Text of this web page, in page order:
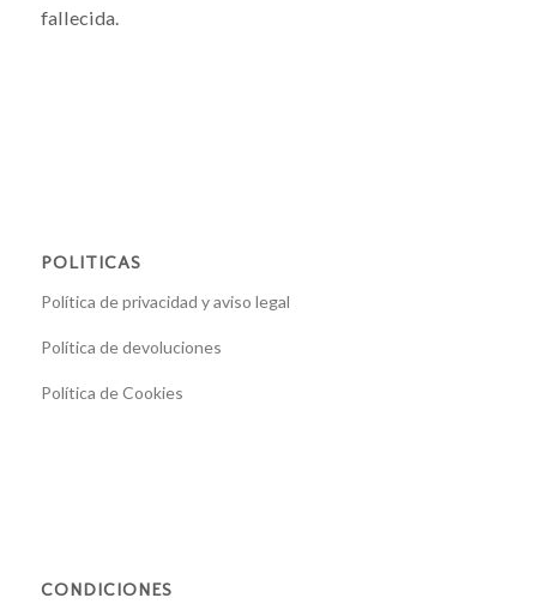
fallecida.
POLITICAS
Política de privacidad y aviso legal
Política de devoluciones
Política de Cookies
CONDICIONES